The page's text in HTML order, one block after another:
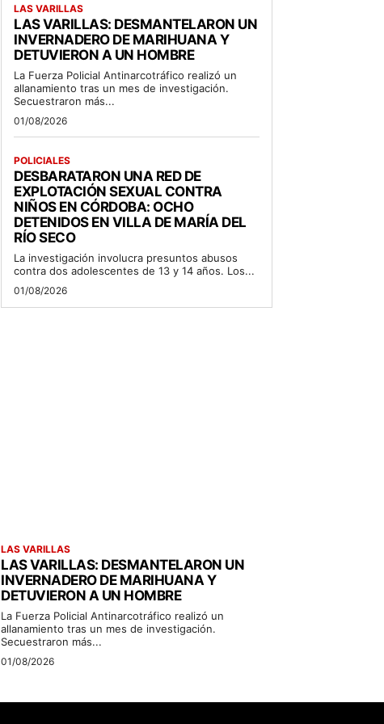
LAS VARILLAS
LAS VARILLAS: DESMANTELARON UN
INVERNADERO DE MARIHUANA Y
DETUVIERON A UN HOMBRE
La Fuerza Policial Antinarcotráfico realizó un
allanamiento tras un mes de investigación.
Secuestraron más...
01/08/2026
POLICIALES
DESBARATARON UNA RED DE
EXPLOTACIÓN SEXUAL CONTRA
NIÑOS EN CÓRDOBA: OCHO
DETENIDOS EN VILLA DE MARÍA DEL
RÍO SECO
La investigación involucra presuntos abusos
contra dos adolescentes de 13 y 14 años. Los...
01/08/2026
LAS VARILLAS
LAS VARILLAS: DESMANTELARON UN
INVERNADERO DE MARIHUANA Y
DETUVIERON A UN HOMBRE
La Fuerza Policial Antinarcotráfico realizó un
allanamiento tras un mes de investigación.
Secuestraron más...
01/08/2026